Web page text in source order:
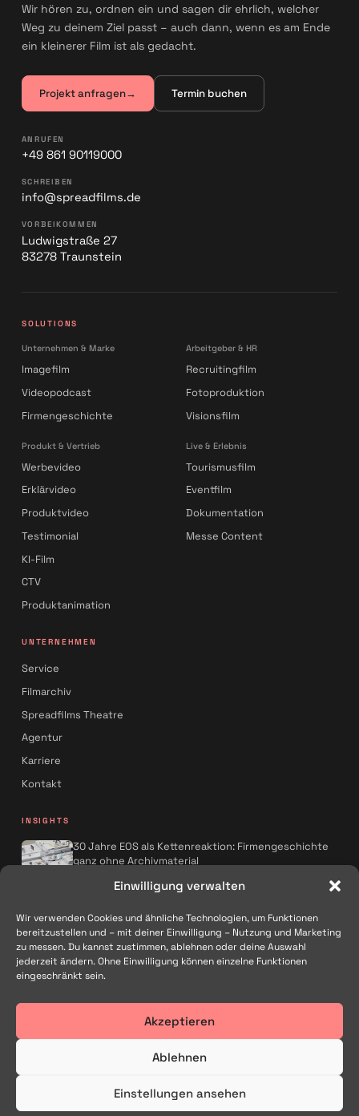
Einwilligung verwalten
Wir verwenden Cookies und ähnliche Technologien, um Funktionen
bereitzustellen und – mit deiner Einwilligung – Nutzung und Marketing
zu messen. Du kannst zustimmen, ablehnen oder deine Auswahl
jederzeit ändern. Ohne Einwilligung können einzelne Funktionen
eingeschränkt sein.
Akzeptieren
Ablehnen
Einstellungen ansehen
Wir hören zu, ordnen ein und sagen dir ehrlich, welcher
Weg zu deinem Ziel passt – auch dann, wenn es am Ende
ein kleinerer Film ist als gedacht.
Projekt anfragen→ Termin buchen
ANRUFEN
+49 861 90119000
SCHREIBEN
info@spreadfilms.de
VORBEIKOMMEN
Ludwigstraße 27
83278 Traunstein
SOLUTIONS
Unternehmen & Marke
Imagefilm
Videopodcast
Firmengeschichte
Produkt & Vertrieb
Werbevideo
Erklärvideo
Produktvideo
Testimonial
KI-Film
CTV
Produktanimation
Arbeitgeber & HR
Recruitingfilm
Fotoproduktion
Visionsfilm
Live & Erlebnis
Tourismusfilm
Eventfilm
Dokumentation
Messe Content
UNTERNEHMEN
Service
Filmarchiv
Spreadfilms Theatre
Agentur
Karriere
Kontakt
INSIGHTS
30 Jahre EOS als Kettenreaktion: Firmengeschichte
ganz ohne Archivmaterial
Spreadfilms x AQMOS: Wie KI die
Kampagnenproduktion neu denkt
Alle Artikel→
FOLGEN
Filmproduktion und Kreativagentur in Traunstein – für Marken im
gesamten deutschsprachigen Raum.
© 2026 Spreadfilms GmbH